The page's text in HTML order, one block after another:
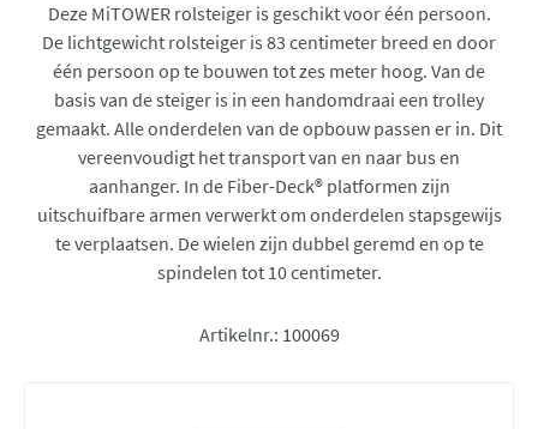
Deze MiTOWER rolsteiger is geschikt voor één persoon.
De lichtgewicht rolsteiger is 83 centimeter breed en door
één persoon op te bouwen tot zes meter hoog. Van de
basis van de steiger is in een handomdraai een trolley
gemaakt. Alle onderdelen van de opbouw passen er in. Dit
vereenvoudigt het transport van en naar bus en
aanhanger. In de Fiber-Deck® platformen zijn
uitschuifbare armen verwerkt om onderdelen stapsgewijs
te verplaatsen. De wielen zijn dubbel geremd en op te
spindelen tot 10 centimeter.
Artikelnr.: 100069